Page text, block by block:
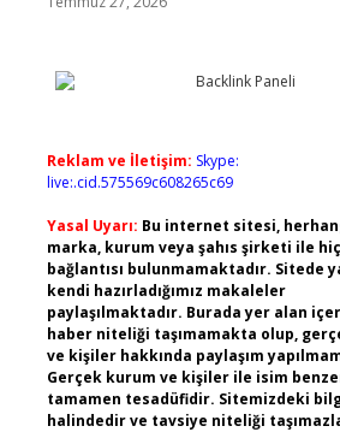
Reklam ve İletişim: Skype:
live:.cid.575569c608265c69
Yasal Uyarı: Bu internet sitesi,
marka, kurum veya şahıs şirketi ile
bağlantısı bulunmamaktadır. Sitede
kendi hazırladığımız makaleler
paylaşılmaktadır. Burada yer alan
haber niteliği taşımamakta olup,
ve kişiler hakkında paylaşım
Gerçek kurum ve kişiler ile isim
tamamen tesadüfidir. Sitemizdeki
halindedir ve tavsiye niteliği